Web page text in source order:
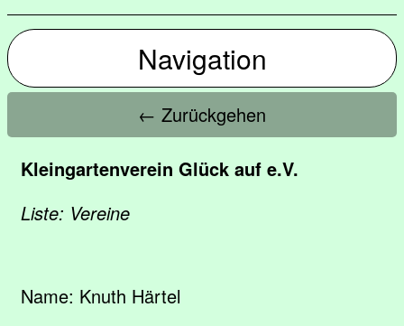
Navigation
← Zurückgehen
Kleingartenverein Glück auf e.V.
Liste: Vereine
Name: Knuth Härtel